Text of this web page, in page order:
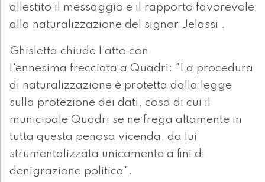
allestito il messaggio e il rapporto favorevole
alla naturalizzazione del signor Jelassi .
Ghisletta chiude l'atto con
l'ennesima frecciata a Quadri: "La procedura
di naturalizzazione è protetta dalla legge
sulla protezione dei dati, cosa di cui il
municipale Quadri se ne frega altamente in
tutta questa penosa vicenda, da lui
strumentalizzata unicamente a fini di
denigrazione politica".